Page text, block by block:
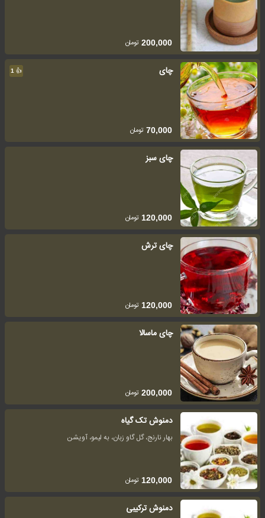
200,000 تومان
👍
1 چای
70,000 تومان
چای سبز
120,000 تومان
چای ترش
120,000 تومان
چای ماسالا
200,000 تومان
دمنوش تک گیاه
بهار نارنج، گل گاو زبان، به لیمو، آویشن
120,000 تومان
دمنوش ترکیبی